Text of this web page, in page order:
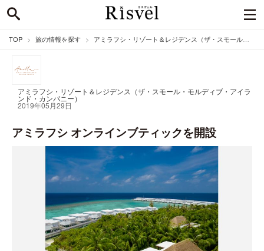
TOP 旅の情報を探す アミラフシ・リゾート＆レジデンス（ザ・スモール・モルディブ・アイランド・カンパニー）のニュース
アミラフシ・リゾート＆レジデンス（ザ・スモール・モルディブ・アイラ
ンド・カンパニー）
2019年05月29日
アミラフシ オンラインブティックを開設